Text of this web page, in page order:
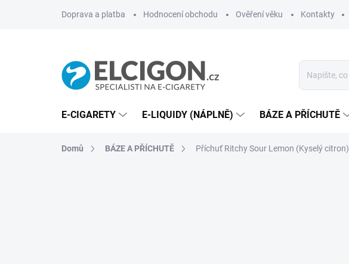
Doprava a platba Hodnocení obchodu Ověření věku Kontakty
E-CIGARETY E-LIQUIDY (NÁPLNĚ) BÁZE A PŘÍCHUTĚ
Domů BÁZE A PŘÍCHUTĚ Příchuť Ritchy Sour Lemon (Kyselý citron)